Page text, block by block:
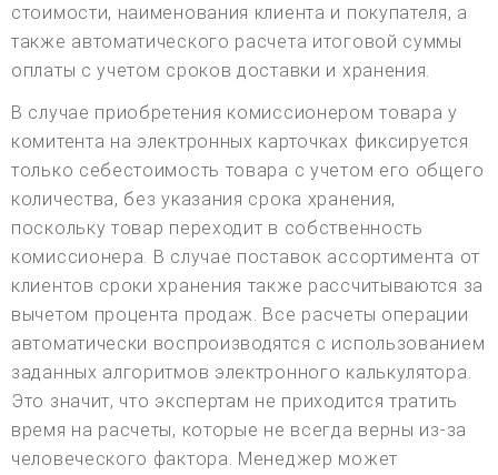
стоимости, наименования клиента и покупателя, а
также автоматического расчета итоговой суммы
оплаты с учетом сроков доставки и хранения.
В случае приобретения комиссионером товара у
комитента на электронных карточках фиксируется
только себестоимость товара с учетом его общего
количества, без указания срока хранения,
поскольку товар переходит в собственность
комиссионера. В случае поставок ассортимента от
клиентов сроки хранения также рассчитываются за
вычетом процента продаж. Все расчеты операции
автоматически воспроизводятся с использованием
заданных алгоритмов электронного калькулятора.
Это значит, что экспертам не приходится тратить
время на расчеты, которые не всегда верны из-за
человеческого фактора. Менеджер может